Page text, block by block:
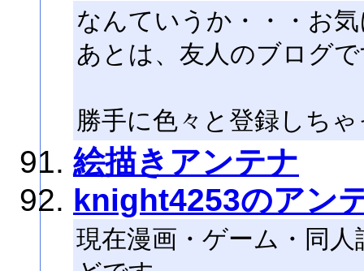
なんていうか・・・お
あとは、友人のブログ
勝手に色々と登録しち
絵描きアンテナ
knight4253のアン
現在漫画・ゲーム・同